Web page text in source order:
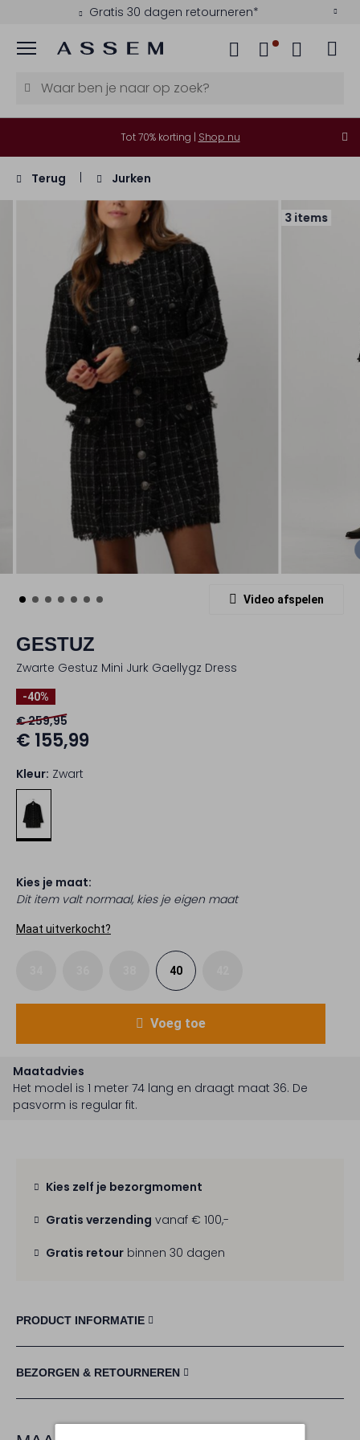
Gratis 30 dagen retourneren*
Menu
Tot 70% korting | Shop nu
Terug Jurken
3 items
Video afspelen
GESTUZ
Zwarte Gestuz Mini Jurk Gaellygz Dress
-40%
€ 259,95
€ 155,99
Kleur: Zwart
Kies je maat:
Dit item valt normaal, kies je eigen maat
Maat uitverkocht?
40
Voeg toe
Maatadvies
Het model is 1 meter 74 lang en draagt maat 36. De
pasvorm is regular fit.
Kies zelf je bezorgmoment
Gratis verzending vanaf € 100,-
Gratis retour binnen 30 dagen
PRODUCT INFORMATIE
BEZORGEN & RETOURNEREN